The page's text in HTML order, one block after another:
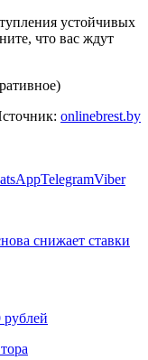
устойчивых
что вас ждут
onlinebrest.by
TelegramViber
снижает ставки
рублей